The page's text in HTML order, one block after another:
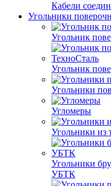
Кабели
Угольники
Угольник
Угольник
Угольники
Угломеры
Угольники
Угольники
УБТК